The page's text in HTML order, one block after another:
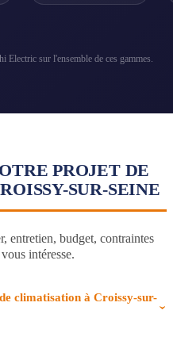
sur l'ensemble de ces gammes.
PROJET DE
SUR-SEINE
entretien, budget, contraintes
intéresse.
climatisation à Croissy-sur-